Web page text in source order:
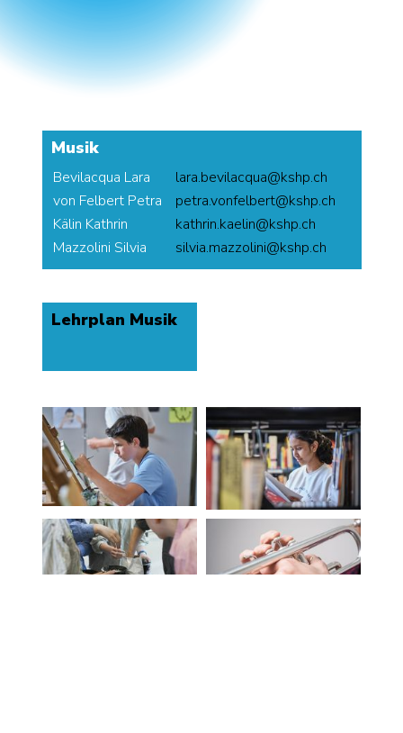
Musik
Bevilacqua Lara hc.phsk
@
auqcaliveb.aral
von Felbert Petra
hc.phsk
@
-
treblefnov.artep
Kälin Kathrin
hc.phsk
@
-
nileak.nirhtak
Mazzolini Silvia
hc.phsk
@
inilozzam.aivlis
Lehrplan Musik